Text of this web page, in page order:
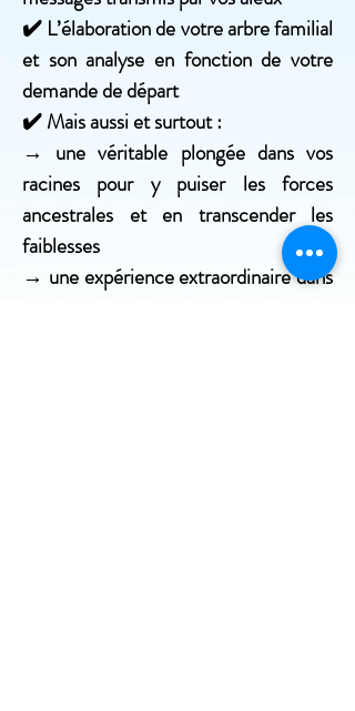
✔️ L’élaboration de votre arbre familial
et son analyse en fonction de votre
demande de départ
✔️ Mais aussi et surtout :
→ une véritable plongée dans vos
racines pour y puiser les forces
ancestrales et en transcender les
faiblesses
→ une expérience extraordinaire dans